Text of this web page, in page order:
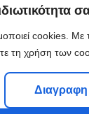
cookies. Με
τη χρήση των